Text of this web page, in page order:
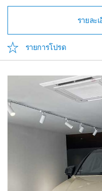
รายละ
รายการโปรด